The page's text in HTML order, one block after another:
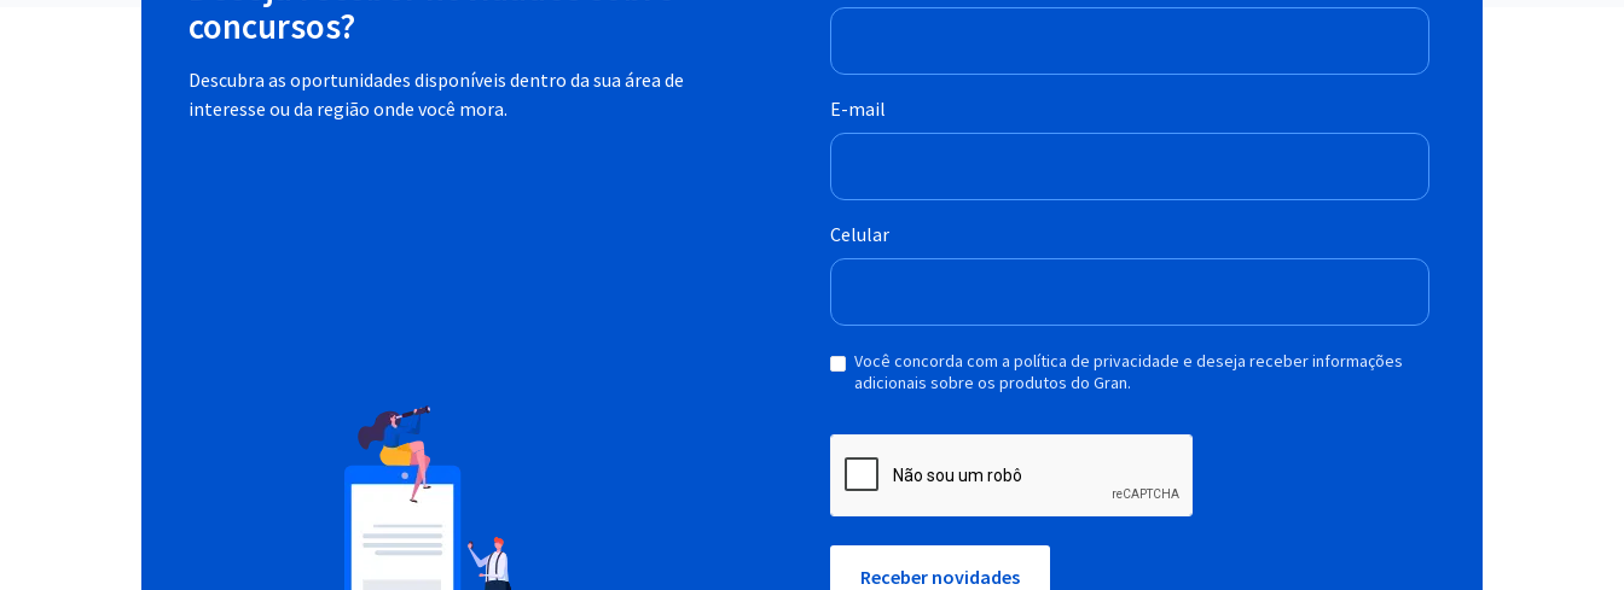
concursos?
Descubra as oportunidades disponíveis dentro da sua área de
interesse ou da região onde você mora.
E-mail
Celular
Você concorda com a política de privacidade e deseja receber informações
adicionais sobre os produtos do Gran.
Receber novidades